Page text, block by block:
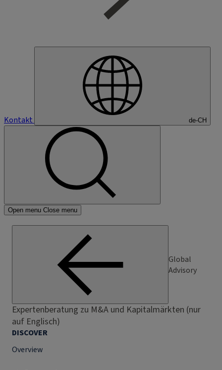
Kontakt de-CH
Open menu Close menu
Global
Advisory
Expertenberatung zu M&A und Kapitalmärkten (nur
auf Englisch)
DISCOVER
Overview